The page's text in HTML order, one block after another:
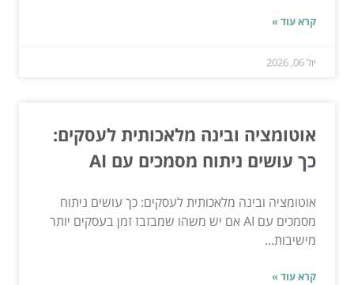
קרא עוד »
יול 06, 2026
אוטומציה ובינה מלאכותית לעסקים:
כך עושים ניתוח מסמכים עם AI
אוטומציה ובינה מלאכותית לעסקים: כך עושים ניתוח
מסמכים עם AI אם יש משהו שמבזבז זמן בעסקים יותר
מישיבות...
קרא עוד »